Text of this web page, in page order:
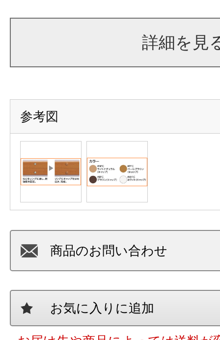
詳細を見
参考図
商品のお問い合わせ
お気に入りに追加